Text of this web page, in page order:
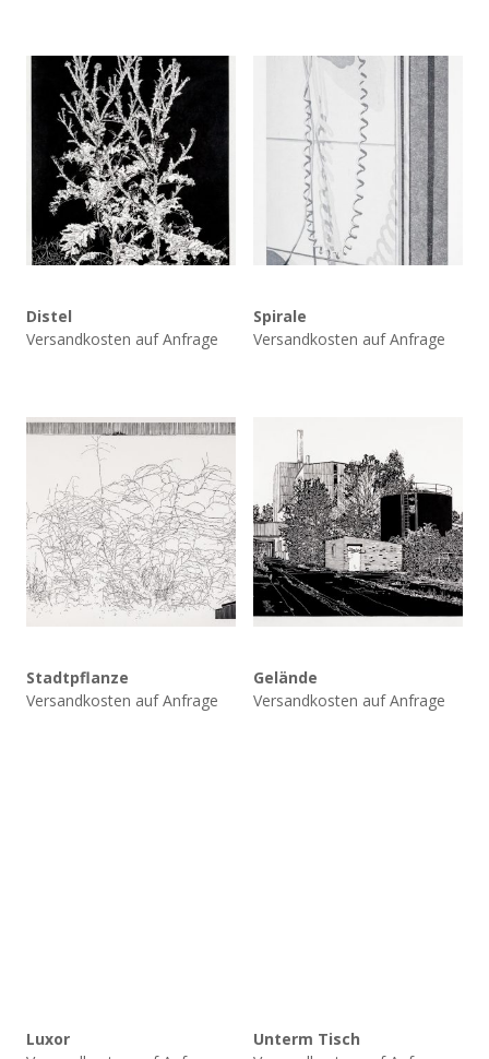
Distel
Versandkosten auf Anfrage
Spirale
Versandkosten auf Anfrage
Stadtpflanze
Versandkosten auf Anfrage
Gelände
Versandkosten auf Anfrage
Luxor
Unterm Tisch